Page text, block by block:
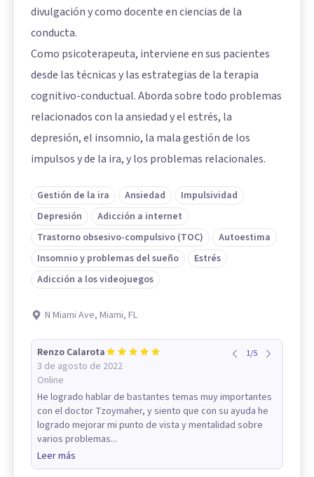
divulgación y como docente en ciencias de la
conducta.
Como psicoterapeuta, interviene en sus pacientes
desde las técnicas y las estrategias de la terapia
cognitivo-conductual. Aborda sobre todo problemas
relacionados con la ansiedad y el estrés, la
depresión, el insomnio, la mala gestión de los
impulsos y de la ira, y los problemas relacionales.
Gestión de la ira Ansiedad
Impulsividad
Depresión
Adicción a internet
Trastorno obsesivo-compulsivo (TOC)
Autoestima
Insomnio y problemas del sueño
Estrés
Adicción a los videojuegos
N Miami Ave, Miami, FL
Renzo Calarota
3 de agosto de 2022
Online
1/5
He logrado hablar de bastantes temas muy importantes
con el doctor Tzoymaher, y siento que con su ayuda he
logrado mejorar mi punto de vista y mentalidad sobre
varios problemas...
Leer más